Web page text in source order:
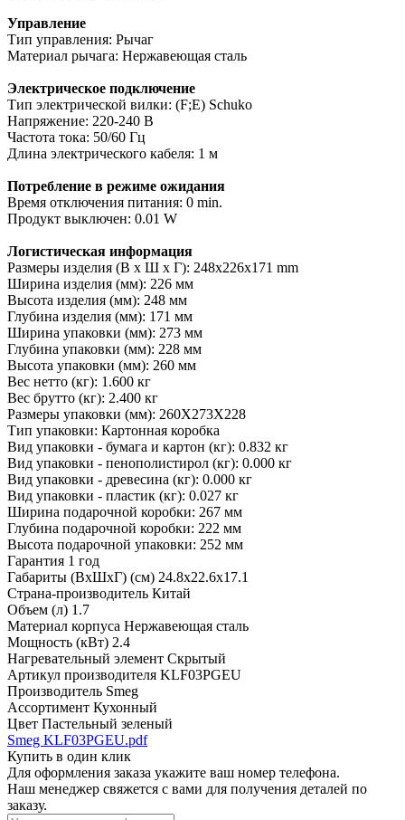
Управление
Тип управления: Рычаг
Материал рычага: Нержавеющая сталь
Электрическое подключение
Тип электрической вилки: (F;E) Schuko
Напряжение: 220-240 В
Частота тока: 50/60 Гц
Длина электрического кабеля: 1 м
Потребление в режиме ожидания
Время отключения питания: 0 min.
Продукт выключен: 0.01 W
Логистическая информация
Размеры изделия (В х Ш х Г): 248x226x171 mm
Ширина изделия (мм): 226 мм
Высота изделия (мм): 248 мм
Глубина изделия (мм): 171 мм
Ширина упаковки (мм): 273 мм
Глубина упаковки (мм): 228 мм
Высота упаковки (мм): 260 мм
Вес нетто (кг): 1.600 кг
Вес брутто (кг): 2.400 кг
Размеры упаковки (мм): 260X273X228
Тип упаковки: Картонная коробка
Вид упаковки - бумага и картон (кг): 0.832 кг
Вид упаковки - пенополистирол (кг): 0.000 кг
Вид упаковки - древесина (кг): 0.000 кг
Вид упаковки - пластик (кг): 0.027 кг
Ширина подарочной коробки: 267 мм
Глубина подарочной коробки: 222 мм
Высота подарочной упаковки: 252 мм
Гарантия 1 год
Габариты (ВхШхГ) (см) 24.8х22.6х17.1
Страна-производитель Китай
Объем (л) 1.7
Материал корпуса Нержавеющая сталь
Мощность (кВт) 2.4
Нагревательный элемент Скрытый
Артикул производителя KLF03PGEU
Производитель Smeg
Ассортимент Кухонный
Цвет Пастельный зеленый
Smeg KLF03PGEU.pdf
Купить в один клик
Для оформления заказа укажите ваш номер телефона.
Наш менеджер свяжется с вами для получения деталей по
заказу.